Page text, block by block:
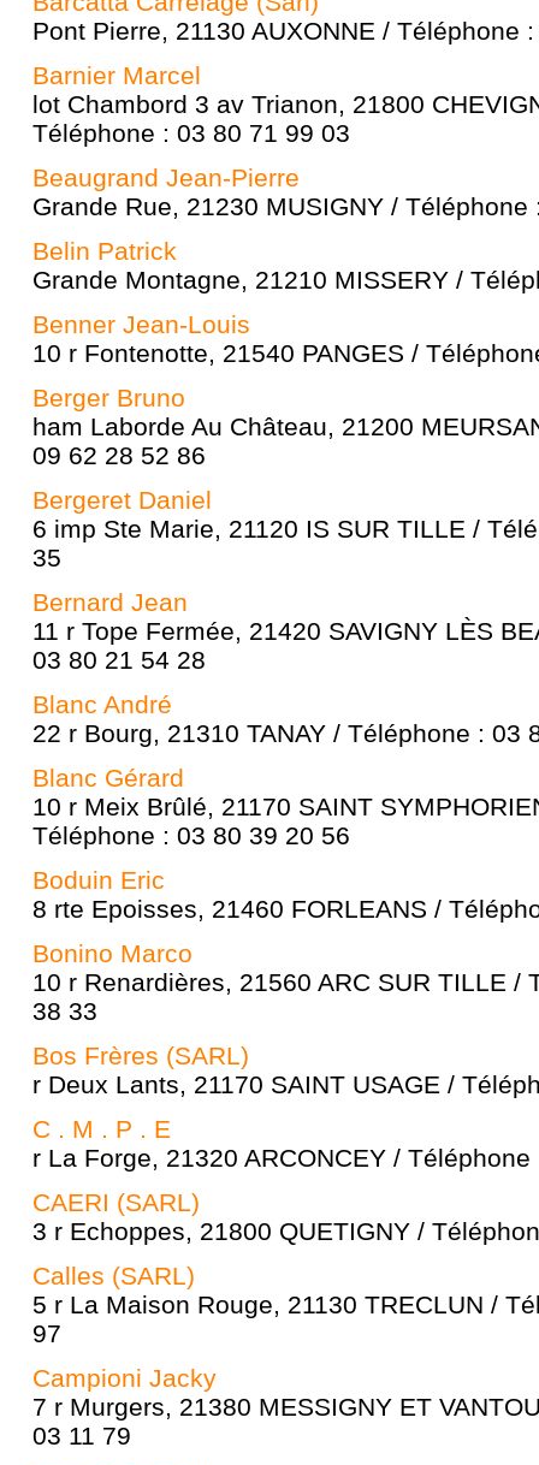
Pont Pierre, 21130 AUXONNE / Téléphone
Barnier Marcel
lot Chambord 3 av Trianon, 21800
Téléphone : 03 80 71 99 03
Beaugrand Jean-Pierre
Grande Rue, 21230 MUSIGNY /
Belin Patrick
Grande Montagne, 21210 MISSERY /
Benner Jean-Louis
10 r Fontenotte, 21540 PANGES /
Berger Bruno
ham Laborde Au Château, 21200
09 62 28 52 86
Bergeret Daniel
6 imp Ste Marie, 21120 IS SUR TILLE /
35
Bernard Jean
11 r Tope Fermée, 21420 SAVIGNY LÈS
03 80 21 54 28
Blanc André
22 r Bourg, 21310 TANAY / Téléphone : 03
Blanc Gérard
10 r Meix Brûlé, 21170 SAINT
Téléphone : 03 80 39 20 56
Boduin Eric
8 rte Epoisses, 21460 FORLEANS /
Bonino Marco
10 r Renardières, 21560 ARC SUR TILLE /
38 33
Bos Frères (SARL)
r Deux Lants, 21170 SAINT USAGE /
C . M . P . E
r La Forge, 21320 ARCONCEY /
CAERI (SARL)
3 r Echoppes, 21800 QUETIGNY /
Calles (SARL)
5 r La Maison Rouge, 21130 TRECLUN /
97
Campioni Jacky
7 r Murgers, 21380 MESSIGNY ET
03 11 79